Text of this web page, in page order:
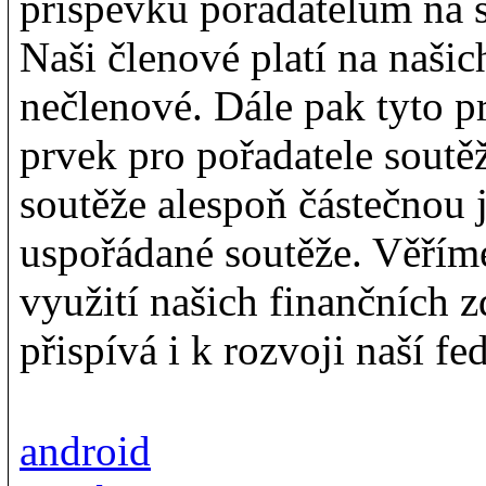
Naši členové platí na
nečlenové. Dále pak tyto
prvek pro pořadatele
soutěže alespoň
uspořádané soutěže.
využití našich finančních
přispívá i k rozvoji naší
android